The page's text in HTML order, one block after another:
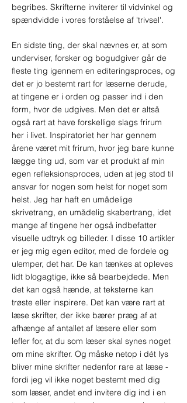
begribes. Skrifterne inviterer til vidvinkel og
spændvidde i vores forståelse af 'trivsel'.
En sidste ting, der skal nævnes er, at som
underviser, forsker og bogudgiver går de
fleste ting igennem en editeringsproces, og
det er jo bestemt rart for læserne derude,
at tingene er i orden og passer ind i den
form, hvor de udgives. Men det er altså
også rart at have forskellige slags frirum
her i livet. Inspiratoriet her har gennem
årene været mit frirum, hvor jeg bare kunne
lægge ting ud, som var et produkt af min
egen refleksionsproces, uden at jeg stod til
ansvar for nogen som helst for noget som
helst. Jeg har haft en umådelige
skrivetrang, en umådelig skabertrang, idet
mange af tingene her også indbefatter
visuelle udtryk og billeder. I disse 10 artikler
er jeg mig egen editor, med de fordele og
ulemper, det har. De kan tænkes at opleves
lidt blogagtige, ikke så bearbejdede. Men
det kan også hænde, at teksterne kan
trøste eller inspirere. Det kan være rart at
læse skrifter, der ikke bærer præg af at
afhænge af antallet af læsere eller som
lefler for, at du som læser skal synes noget
om mine skrifter. Og måske netop i dét lys
bliver mine skrifter nedenfor rare at læse -
fordi jeg vil ikke noget bestemt med dig
som læser, andet end invitere dig ind i en